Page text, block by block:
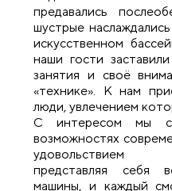
предавались
шустрые
искусственном
наши гости
занятия и своё
«технике». К нам
люди, увлечением
С интересом мы
возможностях
удовольствием
представляя себя
машины, и каждый